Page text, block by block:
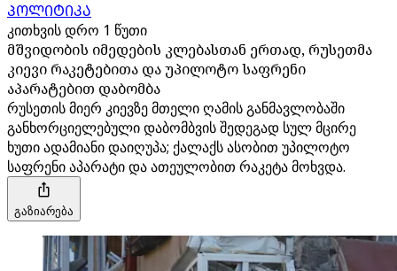
ᲞᲝᲚᲘᲢᲘᲙᲐ
კითხვის დრო 1 წუთი
მშვიდობის იმედების კლებასთან ერთად, რუსეთმა
კიევი რაკეტებითა და უპილოტო საფრენი
აპარატებით დაბომბა
რუსეთის მიერ კიევზე მთელი ღამის განმავლობაში
განხორციელებული დაბომბვის შედეგად სულ მცირე
ხუთი ადამიანი დაიღუპა; ქალაქს ასობით უპილოტო
საფრენი აპარატი და ათეულობით რაკეტა მოხვდა.
გაზიარება